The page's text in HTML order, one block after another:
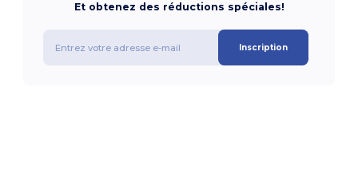
Et obtenez des réductions spéciales!
Inscription